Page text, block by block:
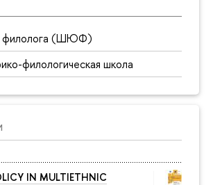
филолога (ШЮФ)
филологическая школа
IN MULTIETHNIC